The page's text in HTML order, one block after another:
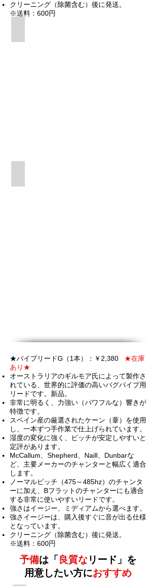
クリーニング（除菌含む）後に発送。
※送料：600円
★パイプリードG（1本）：￥2,380 ★在庫
あり★
オーストラリアのギルモア氏によって製作さ
れている、世界的に評価の高いバグパイプ用
リードです。新品。
非常に明るく、力強い（パワフルな）響きが
特徴です。
スペイン産の厳選されたケーン（葦）を使用
し、一本ずつ手作業で仕上げられています。
湿度の変化に強く、ピッチが安定しやすいと
定評があります。
McCallum、Shepherd、Naill、Dunbarな
ど、主要メーカーのチャンターと幅広く適合
します。
ノーマルピッチ（475～485hz）のチャンタ
ーに加え、Bフラットのチャンターにも適合
する非常に使いやすいリードです。
強さはイージー、ミディアムから選べます。
強さイージーは、 購入後すぐに音が出る仕様
となっています。
クリーニング（除菌含む）後に発送。
※送料：600円
予備は「 良質なリード」を
用意したい方におすすめ